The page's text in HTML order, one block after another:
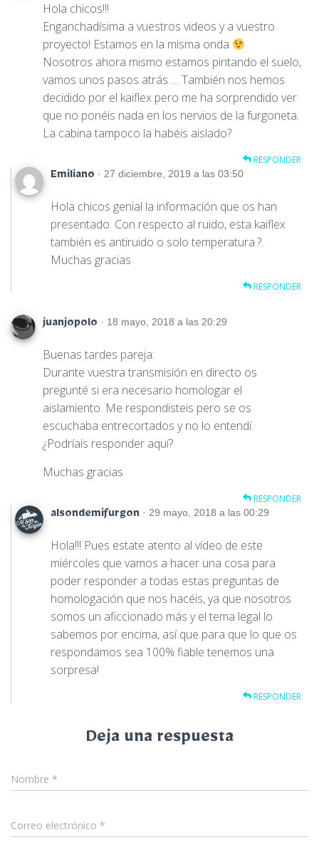
Hola chicos!!!
Enganchadísima a vuestros videos y a vuestro
proyecto! Estamos en la misma onda
Nosotros ahora mismo estamos pintando el suelo,
vamos unos pasos atrás … También nos hemos
decidido por el kaiflex pero me ha sorprendido ver
que no ponéis nada en los nervios de la furgoneta.
La cabina tampoco la habéis aislado?
RESPONDER
Emiliano · 27 diciembre, 2019 a las 03:50
Hola chicos genial la información que os han
presentado. Con respecto al ruido, esta kaiflex
también es antiruido o solo temperatura.?.
Muchas gracias
RESPONDER
juanjopolo · 18 mayo, 2018 a las 20:29
Buenas tardes pareja:
Durante vuestra transmisión en directo os
pregunté si era necesario homologar el
aislamiento. Me respondisteis pero se os
escuchaba entrecortados y no lo entendí.
¿Podríais responder aquí?
Muchas gracias
RESPONDER
alsondemifurgon · 29 mayo, 2018 a las 00:29
Hola!!! Pues estate atento al vídeo de este
miércoles que vamos a hacer una cosa para
poder responder a todas estas preguntas de
homologación que nos hacéis, ya que nosotros
somos un aficcionado más y el tema legal lo
sabemos por encima, así que para que lo que os
respondamos sea 100% fiable tenemos una
sorpresa!
RESPONDER
Deja una respuesta
Nombre *
Correo electrónico *